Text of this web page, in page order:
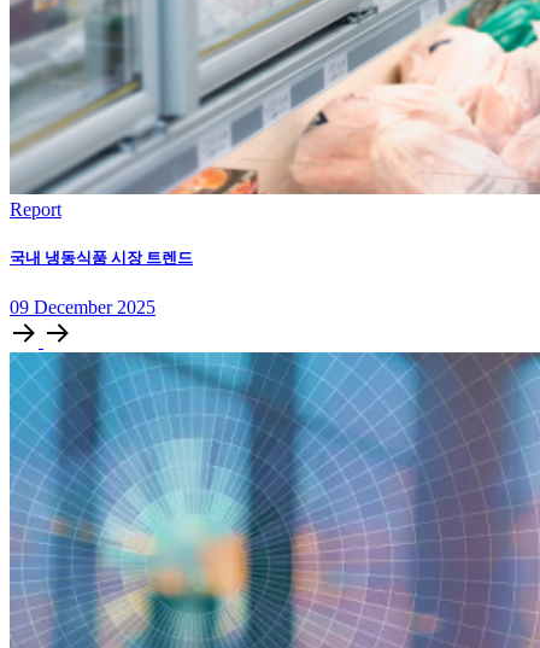
Report
국내 냉동식품 시장 트렌드
09 December 2025